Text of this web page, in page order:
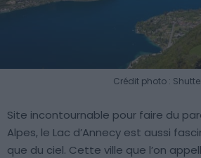
Crédit photo :
Site incontournable pour faire du
Alpes, le Lac d’Annecy est aussi
que du ciel. Cette ville que l’on